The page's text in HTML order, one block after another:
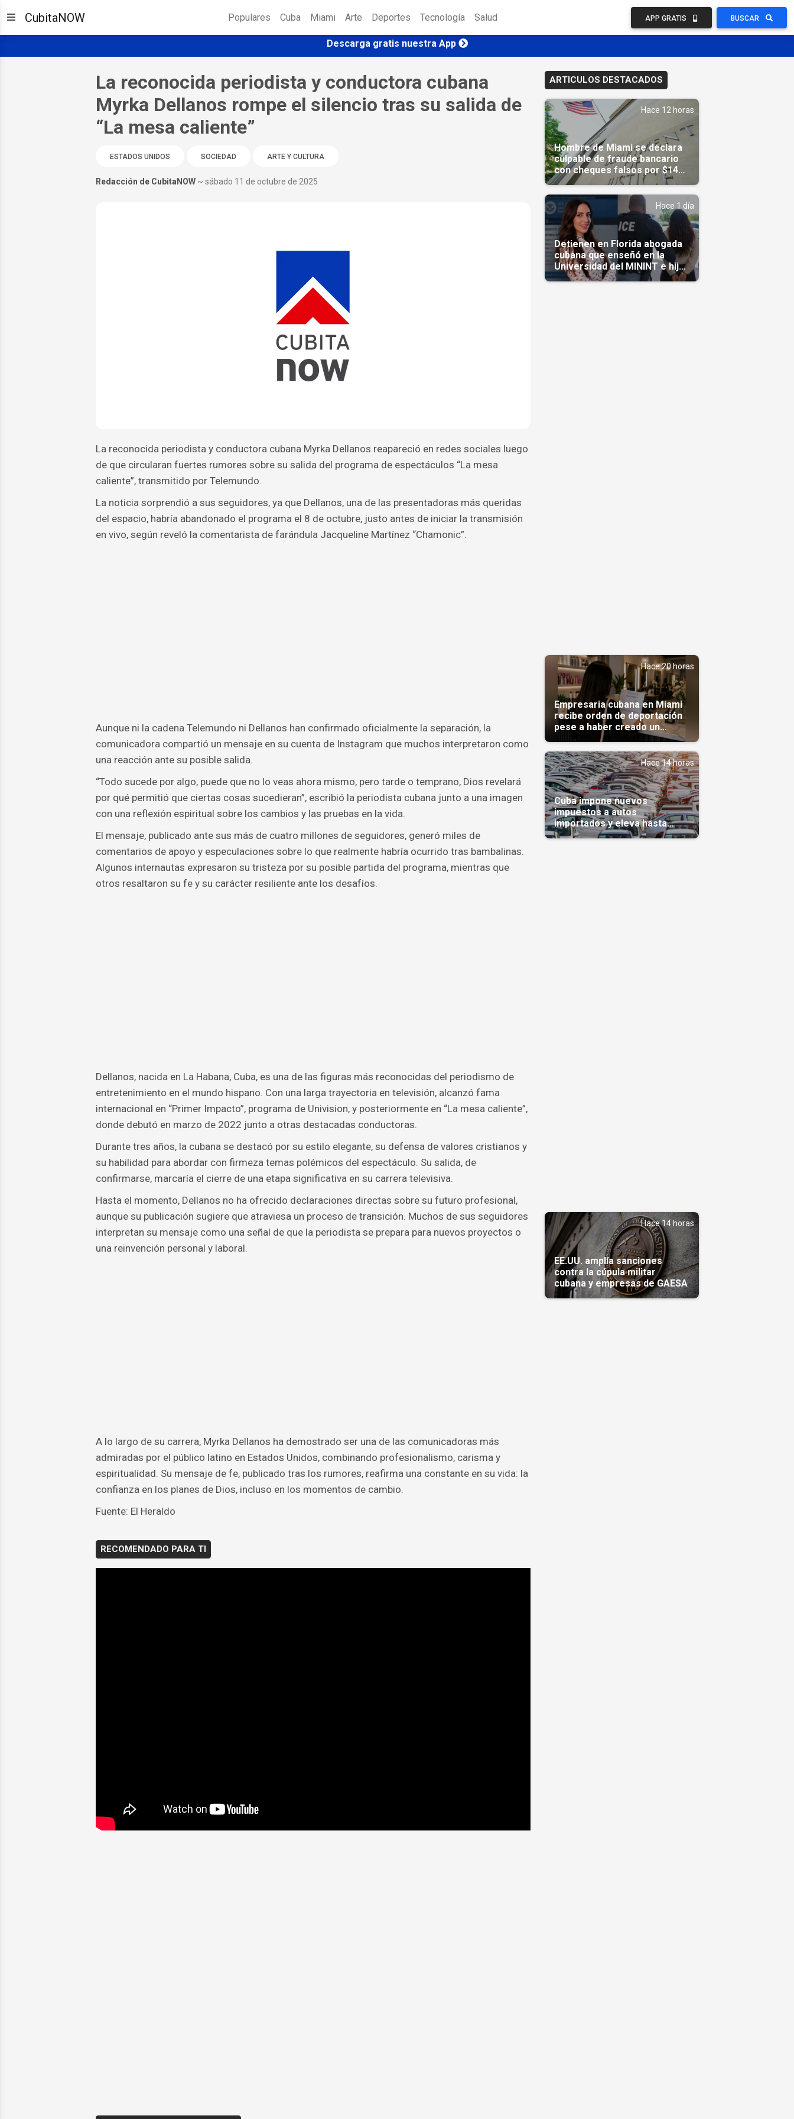
CubitaNOW Populares Cuba Miami Arte Deportes Tecnología Salud APP GRATIS BUSCAR
Descarga gratis nuestra App
La reconocida periodista y conductora cubana
Myrka Dellanos rompe el silencio tras su salida de
“La mesa caliente”
ESTADOS UNIDOS SOCIEDAD ARTE Y CULTURA
Redacción de CubitaNOW ~ sábado 11 de octubre de 2025
La reconocida periodista y conductora cubana Myrka Dellanos reapareció en redes sociales luego
de que circularan fuertes rumores sobre su salida del programa de espectáculos “La mesa
caliente”, transmitido por Telemundo.
La noticia sorprendió a sus seguidores, ya que Dellanos, una de las presentadoras más queridas
del espacio, habría abandonado el programa el 8 de octubre, justo antes de iniciar la transmisión
en vivo, según reveló la comentarista de farándula Jacqueline Martínez “Chamonic”.
Aunque ni la cadena Telemundo ni Dellanos han confirmado oficialmente la separación, la
comunicadora compartió un mensaje en su cuenta de Instagram que muchos interpretaron como
una reacción ante su posible salida.
“Todo sucede por algo, puede que no lo veas ahora mismo, pero tarde o temprano, Dios revelará
por qué permitió que ciertas cosas sucedieran”, escribió la periodista cubana junto a una imagen
con una reflexión espiritual sobre los cambios y las pruebas en la vida.
El mensaje, publicado ante sus más de cuatro millones de seguidores, generó miles de
comentarios de apoyo y especulaciones sobre lo que realmente habría ocurrido tras bambalinas.
Algunos internautas expresaron su tristeza por su posible partida del programa, mientras que
otros resaltaron su fe y su carácter resiliente ante los desafíos.
Dellanos, nacida en La Habana, Cuba, es una de las figuras más reconocidas del periodismo de
entretenimiento en el mundo hispano. Con una larga trayectoria en televisión, alcanzó fama
internacional en “Primer Impacto”, programa de Univision, y posteriormente en “La mesa caliente”,
donde debutó en marzo de 2022 junto a otras destacadas conductoras.
Durante tres años, la cubana se destacó por su estilo elegante, su defensa de valores cristianos y
su habilidad para abordar con firmeza temas polémicos del espectáculo. Su salida, de
confirmarse, marcaría el cierre de una etapa significativa en su carrera televisiva.
Hasta el momento, Dellanos no ha ofrecido declaraciones directas sobre su futuro profesional,
aunque su publicación sugiere que atraviesa un proceso de transición. Muchos de sus seguidores
interpretan su mensaje como una señal de que la periodista se prepara para nuevos proyectos o
una reinvención personal y laboral.
A lo largo de su carrera, Myrka Dellanos ha demostrado ser una de las comunicadoras más
admiradas por el público latino en Estados Unidos, combinando profesionalismo, carisma y
espiritualidad. Su mensaje de fe, publicado tras los rumores, reafirma una constante en su vida: la
confianza en los planes de Dios, incluso en los momentos de cambio.
Fuente: El Heraldo
RECOMENDADO PARA TI
ARTICULOS DESTACADOS
Hace 12 horas
Hombre de Miami se declara
culpable de fraude bancario
con cheques falsos por $14
millones
Hace 1 día
Detienen en Florida abogada
cubana que enseñó en la
Universidad del MININT e hija
de diplomático cubano
Hace 20 horas
Empresaria cubana en Miami
recibe orden de deportación
pese a haber creado un
Hace 14 horas
Cuba impone nuevos
impuestos a autos
importados y eleva hasta
5.000 dólares el gravamen
Hace 14 horas
EE.UU. amplía sanciones
contra la cúpula militar
cubana y empresas de GAESA